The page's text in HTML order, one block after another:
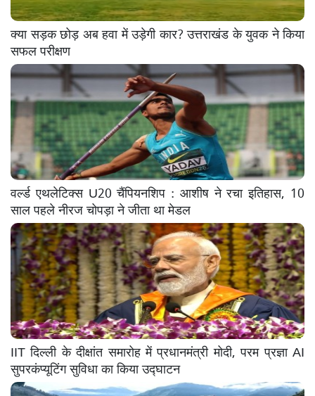
क्या सड़क छोड़ अब हवा में उड़ेगी कार? उत्तराखंड के युवक ने किया
सफल परीक्षण
वर्ल्ड एथलेटिक्स U20 चैंपियनशिप : आशीष ने रचा इतिहास, 10
साल पहले नीरज चोपड़ा ने जीता था मेडल
IIT दिल्ली के दीक्षांत समारोह में प्रधानमंत्री मोदी, परम प्रज्ञा AI
सुपरकंप्यूटिंग सुविधा का किया उद्घाटन